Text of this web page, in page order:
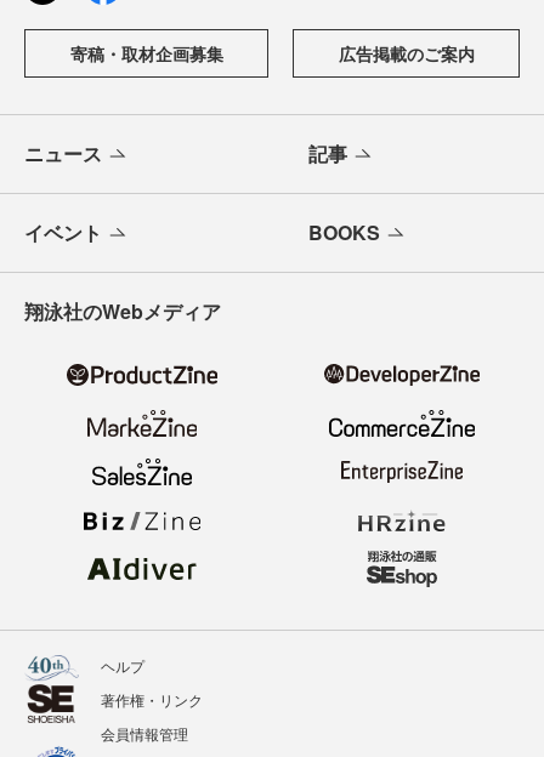
寄稿・取材企画募集 広告掲載のご案内
ニュース 記事
イベント BOOKS
翔泳社のWebメディア
ヘルプ
著作権・リンク
会員情報管理